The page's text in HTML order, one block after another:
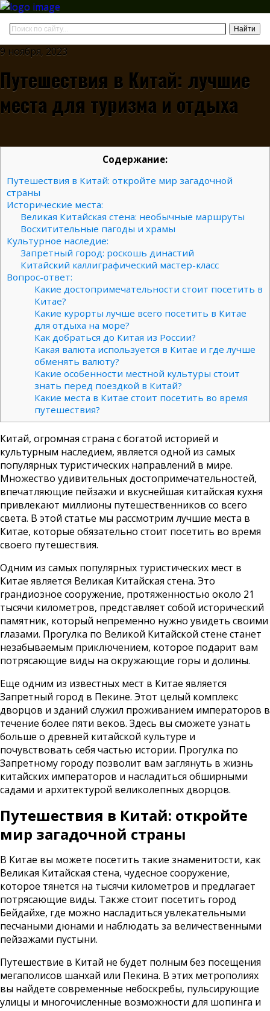
9 ноября, 2023
Путешествия в Китай: лучшие
места для туризма и отдыха
Содержание:
Путешествия в Китай: откройте мир загадочной
страны
Исторические места:
Великая Китайская стена: необычные маршруты
Восхитительные пагоды и храмы
Культурное наследие:
Запретный город: роскошь династий
Китайский каллиграфический мастер-класс
Вопрос-ответ:
Какие достопримечательности стоит посетить в
Китае?
Какие курорты лучше всего посетить в Китае
для отдыха на море?
Как добраться до Китая из России?
Какая валюта используется в Китае и где лучше
обменять валюту?
Какие особенности местной культуры стоит
знать перед поездкой в Китай?
Какие места в Китае стоит посетить во время
путешествия?
Китай, огромная страна с богатой историей и
культурным наследием, является одной из самых
популярных туристических направлений в мире.
Множество удивительных достопримечательностей,
впечатляющие пейзажи и вкуснейшая китайская кухня
привлекают миллионы путешественников со всего
света. В этой статье мы рассмотрим лучшие места в
Китае, которые обязательно стоит посетить во время
своего путешествия.
Одним из самых популярных туристических мест в
Китае является Великая Китайская стена. Это
грандиозное сооружение, протяженностью около 21
тысячи километров, представляет собой исторический
памятник, который непременно нужно увидеть своими
глазами. Прогулка по Великой Китайской стене станет
незабываемым приключением, которое подарит вам
потрясающие виды на окружающие горы и долины.
Еще одним из известных мест в Китае является
Запретный город в Пекине. Этот целый комплекс
дворцов и зданий служил проживанием императоров в
течение более пяти веков. Здесь вы сможете узнать
больше о древней китайской культуре и
почувствовать себя частью истории. Прогулка по
Запретному городу позволит вам заглянуть в жизнь
китайских императоров и насладиться обширными
садами и архитектурой великолепных дворцов.
Путешествия в Китай: откройте
мир загадочной страны
В Китае вы можете посетить такие знаменитости, как
Великая Китайская стена, чудесное сооружение,
которое тянется на тысячи километров и предлагает
потрясающие виды. Также стоит посетить город
Бейдайхе, где можно насладиться увлекательными
песчаными дюнами и наблюдать за величественными
пейзажами пустыни.
Путешествие в Китай не будет полным без посещения
мегаполисов шанхай или Пекина. В этих метрополиях
вы найдете современные небоскребы, пульсирующие
улицы и многочисленные возможности для шопинга и